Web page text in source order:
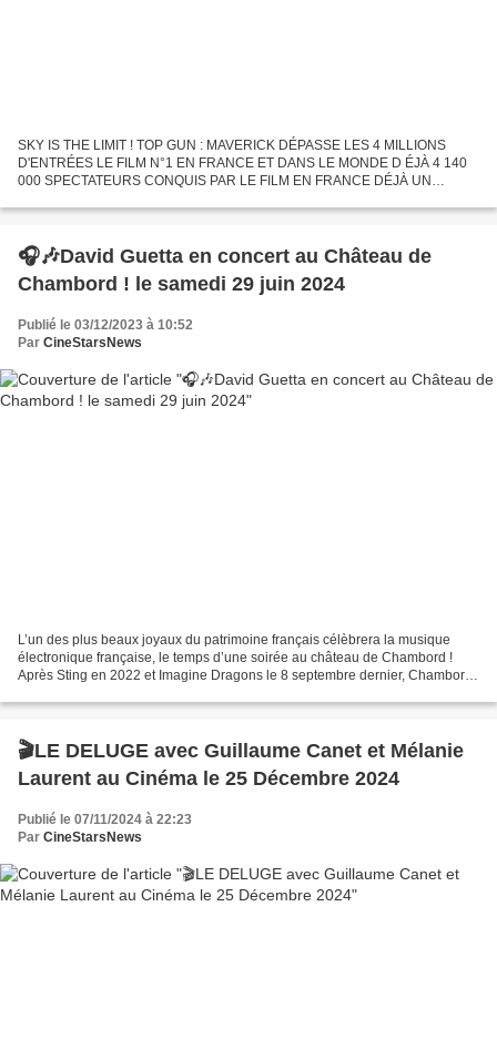
SKY IS THE LIMIT ! TOP GUN : MAVERICK DÉPASSE LES 4 MILLIONS
D'ENTRÉES LE FILM N°1 EN FRANCE ET DANS LE MONDE D ÉJÀ 4 140
000 SPECTATEURS CONQUIS PAR LE FILM EN FRANCE DÉJÀ UN
GROS SUCCÈS DE TOUTE...
🎧🎶David Guetta en concert au Château de
Chambord ! le samedi 29 juin 2024
Publié le 03/12/2023 à 10:52
Par CineStarsNews
L’un des plus beaux joyaux du patrimoine français célèbrera la musique
électronique française, le temps d’une soirée au château de Chambord !
Après Sting en 2022 et Imagine Dragons le 8 septembre dernier, Chambord
🎬LE DELUGE avec Guillaume Canet et Mélanie
Laurent au Cinéma le 25 Décembre 2024
Publié le 07/11/2024 à 22:23
Par CineStarsNews